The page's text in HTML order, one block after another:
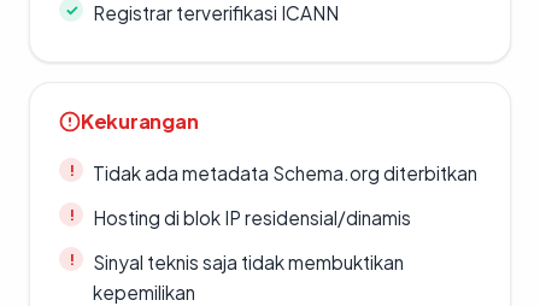
Registrar terverifikasi ICANN
Kekurangan
Tidak ada metadata Schema.org diterbitkan
Hosting di blok IP residensial/dinamis
Sinyal teknis saja tidak membuktikan
kepemilikan